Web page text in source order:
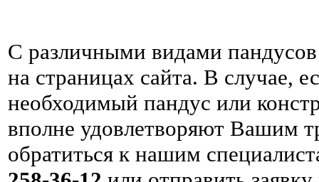
С различными видами
на страницах сайта. В случае,
необходимый пандус или
вполне удовлетворяют Вашим
обратиться к нашим